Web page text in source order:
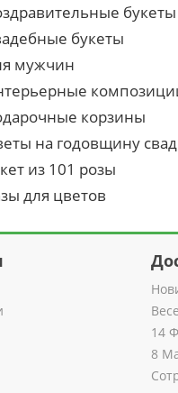
букеты
букеты
мужчин
корзины
на годовщину
из 101 розы
для цветов
14
8